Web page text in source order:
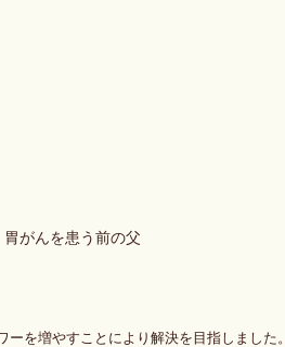
胃がんを患う前の父
を増やすことにより解決を目指しました。